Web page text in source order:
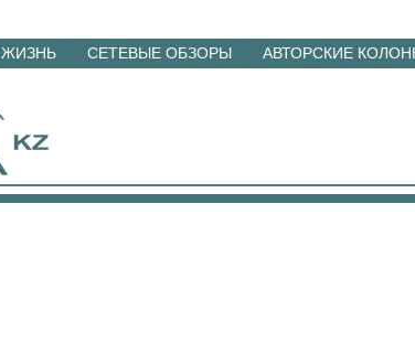
ЖИЗНЬ СЕТЕВЫЕ ОБЗОРЫ АВТОРСКИЕ